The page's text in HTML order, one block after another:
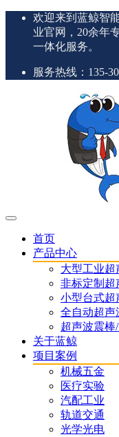
欢迎来到蓝鲸智
业官网，20余年
一体化服务。
服务热线：135-
首页
产品中心
大型工业超
非标定制超
小型台式超
全自动超声
超声波震棒
关于蓝鲸
项目案例
机械五金
医疗实验
汽配工业
轨道交通
光学光电